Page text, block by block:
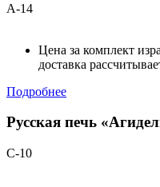
А-14
Цена за комплект
доставка
Подробнее
Русская печь
С-10